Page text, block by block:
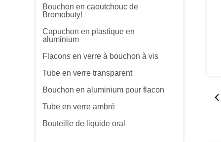
Bouchon en caoutchouc de
Bromobutyl
Capuchon en plastique en
aluminium
Flacons en verre à bouchon à vis
Tube en verre transparent
Bouchon en aluminium pour flacon
Tube en verre ambré
Bouteille de liquide oral